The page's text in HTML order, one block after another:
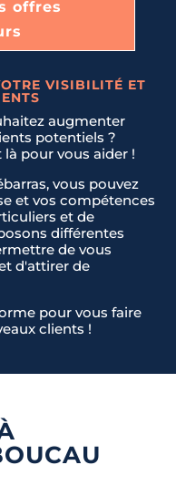
offres
VISIBILITÉ ET
augmenter
potentiels ?
pour vous aider !
vous pouvez
et vos compétences
et de
différentes
de vous
d'attirer de
pour vous faire
clients !